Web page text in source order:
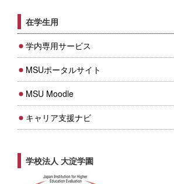
在学生用
学内専用サービス
MSUポータルサイト
MSU Moodle
キャリア支援ナビ
学校法人 大淀学園